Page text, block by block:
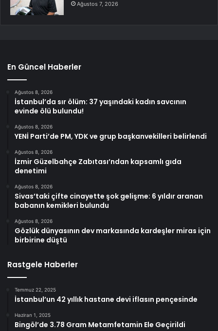
Ağustos 7, 2026
En Güncel Haberler
Ağustos 8, 2026
İstanbul’da sır ölüm: 37 yaşındaki kadın savcının
evinde ölü bulundu!
Ağustos 8, 2026
YENİ Parti’de PM, YDK ve grup başkanvekilleri belirlendi
Ağustos 8, 2026
İzmir Güzelbahçe Zabıtası’ndan kapsamlı gıda
denetimi
Ağustos 8, 2026
Sivas’taki çifte cinayette şok gelişme: 6 yıldır aranan
babanın kemikleri bulundu
Ağustos 8, 2026
Gözlük dünyasının dev markasında kardeşler miras için
birbirine düştü
Rastgele Haberler
Temmuz 22, 2025
İstanbul’un 42 yıllık hastane devi iflasın pençesinde
Haziran 1, 2025
Bingöl’de 3.78 Gram Metamfetamin Ele Geçirildi